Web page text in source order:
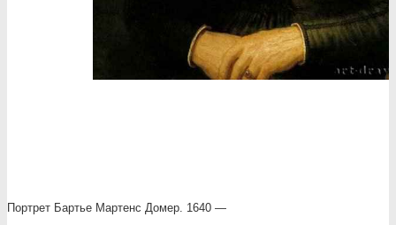
Портрет Бартье Мартенс Домер. 1640 —